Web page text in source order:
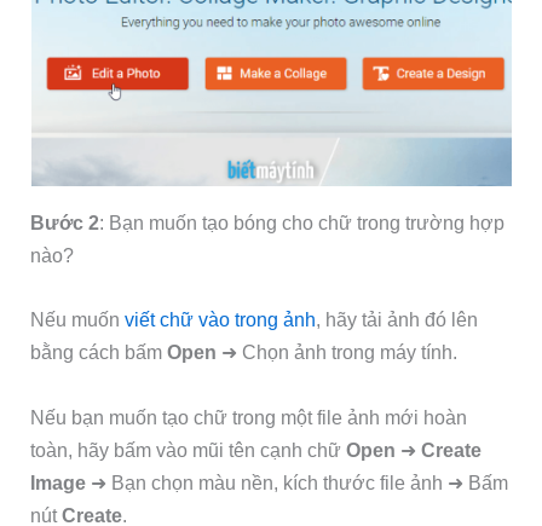
Bước 2: Bạn muốn tạo bóng cho chữ trong trường hợp
nào?
Nếu muốnviết chữ vào trong ảnh, hãy tải ảnh đó lên
bằng cách bấmOpen ➜ Chọn ảnh trong máy tính.
Nếu bạn muốn tạo chữ trong một file ảnh mới hoàn
toàn, hãy bấm vào mũi tên cạnh chữOpen ➜Create
Image ➜ Bạn chọn màu nền, kích thước file ảnh ➜ Bấm
nútCreate